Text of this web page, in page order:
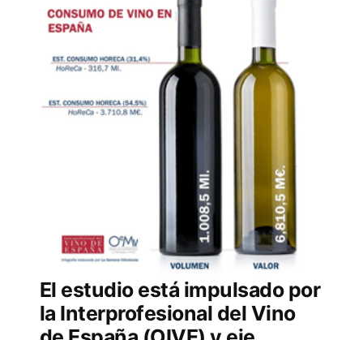
El estudio está impulsado por
la Interprofesional del Vino